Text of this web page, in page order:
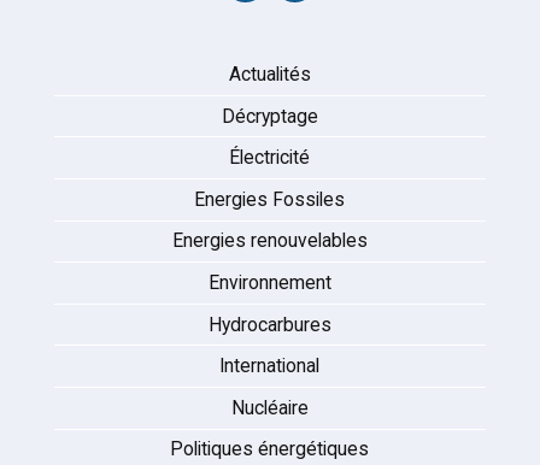
Actualités
Décryptage
Électricité
Energies Fossiles
Energies renouvelables
Environnement
Hydrocarbures
International
Nucléaire
Politiques énergétiques